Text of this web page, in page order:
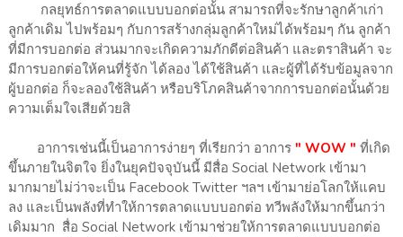
กลยุทธ์การตลาดแบบบอกต่อนั้น สามารถที่จะรักษาลูกค้าเก่า
ลูกค้าเดิม ไปพร้อมๆ กับการสร้างกลุ่มลูกค้าใหม่ได้พร้อมๆ กัน ลูกค้า
ที่มีการบอกต่อ ส่วนมากจะเกิดความภักดีต่อสินค้า และตราสินค้า จะ
มีการบอกต่อให้คนที่รู้จัก ได้ลอง ได้ใช้สินค้า และผู้ที่ได้รับข้อมูลจาก
ผู้บอกต่อ ก็จะลองใช้สินค้า หรือบริโภคสินค้าจากการบอกต่อนั้นด้วย
ความเต็มใจเสียด้วยสิ
อาการเช่นนี้เป็นอาการง่ายๆ ที่เรียกว่า อาการ " WOW " ที่เกิด
ขึ้นภายในจิตใจ ยิ่งในยุคปัจจุบันนี้ มีสื่อ Social Network เข้ามา
มากมายไม่ว่าจะเป็น Facebook Twitter ฯลฯ เข้ามาย่อโลกให้แคบ
ลง และเป็นพลังที่ทำให้การตลาดแบบบอกต่อ ทวีพลังให้มากขึ้นกว่า
เดิมมาก สื่อ Social Network เข้ามาช่วยให้การตลาดแบบบอกต่อ